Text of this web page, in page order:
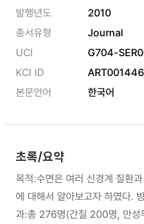
발행년도
2010
총서유형
Journal
UCI
G704-
KCI ID
본문언어
한국어
초록/요약
목적:수면은 여러 신경계 질환
에 대해서 알아보고자 하였다.
과:총 276명(간질 200명, 만성